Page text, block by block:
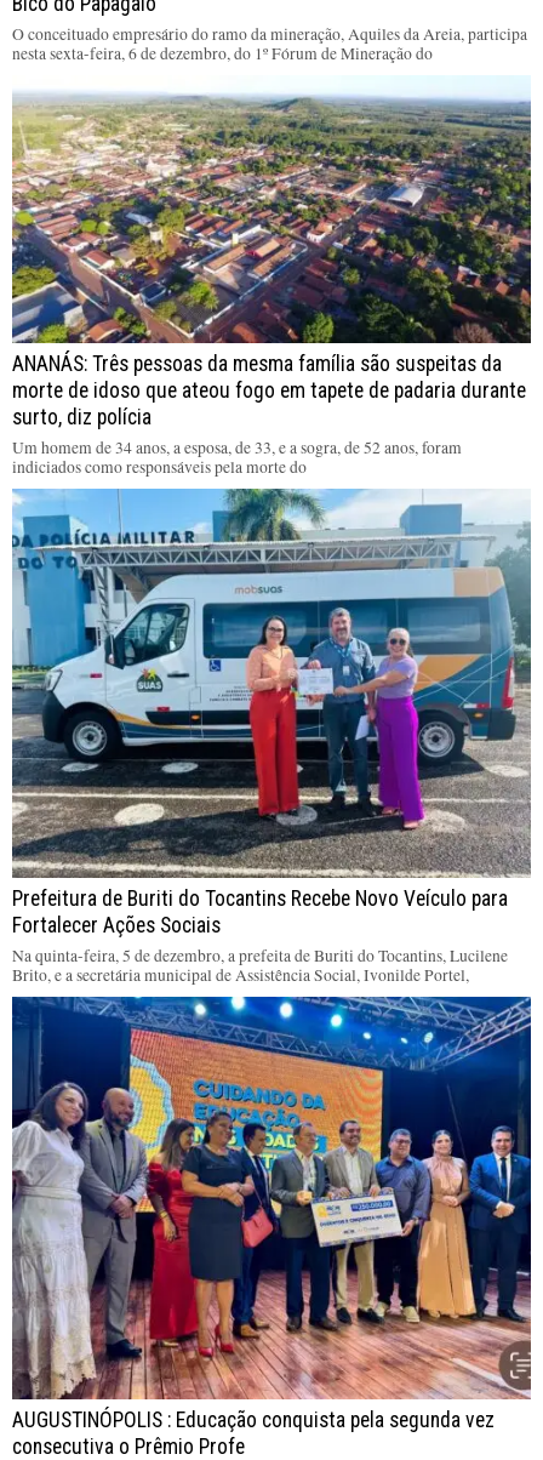
O conceituado empresário do ramo da mineração, Aquiles da Areia, participa
nesta sexta-feira, 6 de dezembro, do 1º Fórum de Mineração do
ANANÁS: Três pessoas da mesma família são suspeitas da
morte de idoso que ateou fogo em tapete de padaria durante
surto, diz polícia
Um homem de 34 anos, a esposa, de 33, e a sogra, de 52 anos, foram
indiciados como responsáveis pela morte do
Prefeitura de Buriti do Tocantins Recebe Novo Veículo para
Fortalecer Ações Sociais
Na quinta-feira, 5 de dezembro, a prefeita de Buriti do Tocantins, Lucilene
Brito, e a secretária municipal de Assistência Social, Ivonilde Portel,
AUGUSTINÓPOLIS : Educação conquista pela segunda vez
consecutiva o Prêmio Profe